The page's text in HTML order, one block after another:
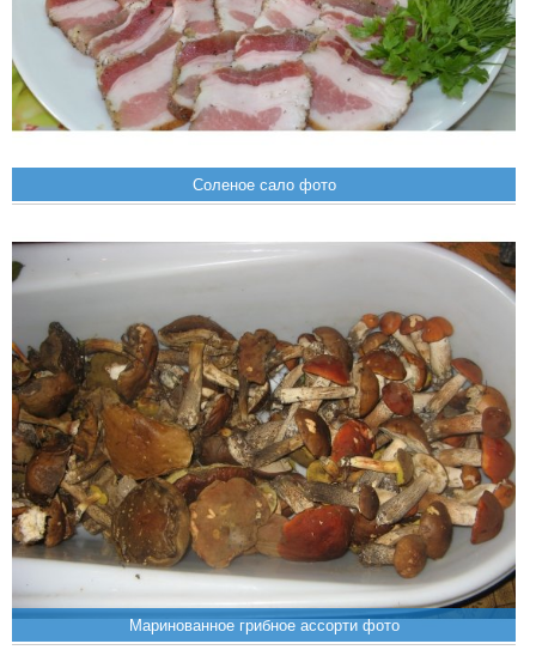
Соленое сало фото
Маринованное грибное ассорти фото